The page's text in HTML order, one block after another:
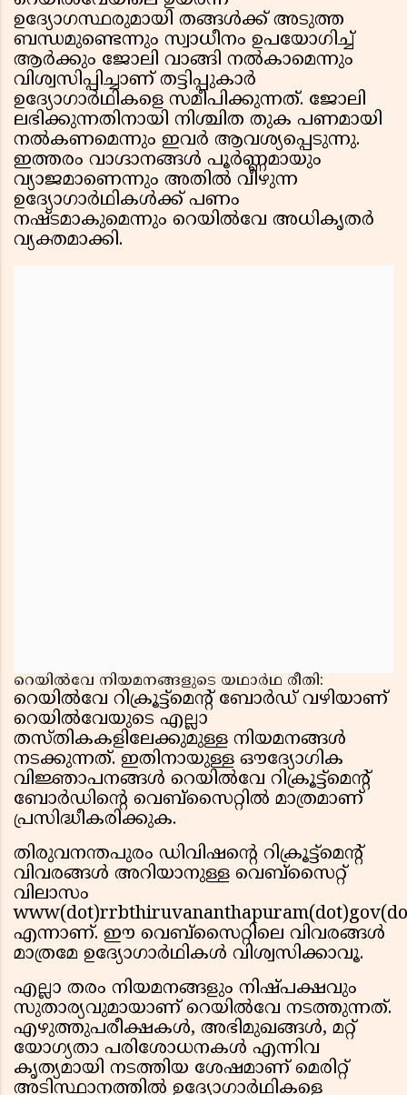
ഉദ്യോഗസ്ഥരുമായി തങ്ങൾക്ക് അടുത്ത
ബന്ധമുണ്ടെന്നും സ്വാധീനം ഉപയോഗിച്ച്
ആർക്കും ജോലി വാങ്ങി നൽകാമെന്നും
വിശ്വസിപ്പിച്ചാണ് തട്ടിപ്പുകാർ
ഉദ്യോഗാർഥികളെ സമീപിക്കുന്നത്. ജോലി
ലഭിക്കുന്നതിനായി നിശ്ചിത തുക പണമായി
നൽകണമെന്നും ഇവർ ആവശ്യപ്പെടുന്നു.
ഇത്തരം വാഗ്ദാനങ്ങൾ പൂർണ്ണമായും
വ്യാജമാണെന്നും അതിൽ വീഴുന്ന
ഉദ്യോഗാർഥികൾക്ക് പണം
നഷ്ടമാകുമെന്നും റെയിൽവേ അധികൃതർ
വ്യക്തമാക്കി.
റെയിൽവേ നിയമനങ്ങളുടെ യഥാർഥ രീതി:
റെയിൽവേ റിക്രൂട്ട്‌മെൻ്റ് ബോർഡ് വഴിയാണ്
റെയിൽവേയുടെ എല്ലാ
തസ്തികകളിലേക്കുമുള്ള നിയമനങ്ങൾ
നടക്കുന്നത്. ഇതിനായുള്ള ഔദ്യോഗിക
വിജ്ഞാപനങ്ങൾ റെയിൽവേ റിക്രൂട്ട്‌മെൻ്റ്
ബോർഡിൻ്റെ വെബ്സൈറ്റിൽ മാത്രമാണ്
പ്രസിദ്ധീകരിക്കുക.
തിരുവനന്തപുരം ഡിവിഷൻ്റെ റിക്രൂട്ട്‌മെൻ്റ്
വിവരങ്ങൾ അറിയാനുള്ള വെബ്സൈറ്റ്
വിലാസം
എന്നാണ്. ഈ വെബ്സൈറ്റിലെ വിവരങ്ങൾ
മാത്രമേ ഉദ്യോഗാർഥികൾ വിശ്വസിക്കാവൂ.
എല്ലാ തരം നിയമനങ്ങളും നിഷ്പക്ഷവും
സുതാര്യവുമായാണ് റെയിൽവേ നടത്തുന്നത്.
എഴുത്തുപരീക്ഷകൾ, അഭിമുഖങ്ങൾ, മറ്റ്
യോഗ്യതാ പരിശോധനകൾ എന്നിവ
കൃത്യമായി നടത്തിയ ശേഷമാണ് മെരിറ്റ്
അടിസ്ഥാനത്തിൽ ഉദ്യോഗാർഥികളെ